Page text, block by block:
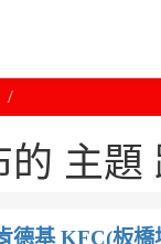
主題
德基 KFC(板橋